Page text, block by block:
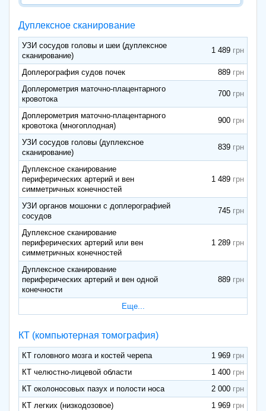
Дуплексное сканирование
УЗИ сосудов головы и шеи (дуплексное
сканирование)
1 489
Доплерография судов почек
889
Доплерометрия маточно-плацентарного
кровотока
700
Доплерометрия маточно-плацентарного
кровотока (многоплодная)
900
УЗИ сосудов головы (дуплексное
сканирование)
839
Дуплексное сканирование
периферических артерий и вен
симметричных конечностей
1 489
УЗИ органов мошонки с доплерографией
сосудов
745
Дуплексное сканирование
периферических артерий или вен
симметричных конечностей
1 289
Дуплексное сканирование
периферических артерий и вен одной
конечности
889
Еще...
КТ (компьютерная томография)
КТ головного мозга и костей черепа
1 969
КТ челюстно-лицевой области
1 400
КТ околоносовых пазух и полости носа
2 000
КТ легких (низкодозовое)
1 969